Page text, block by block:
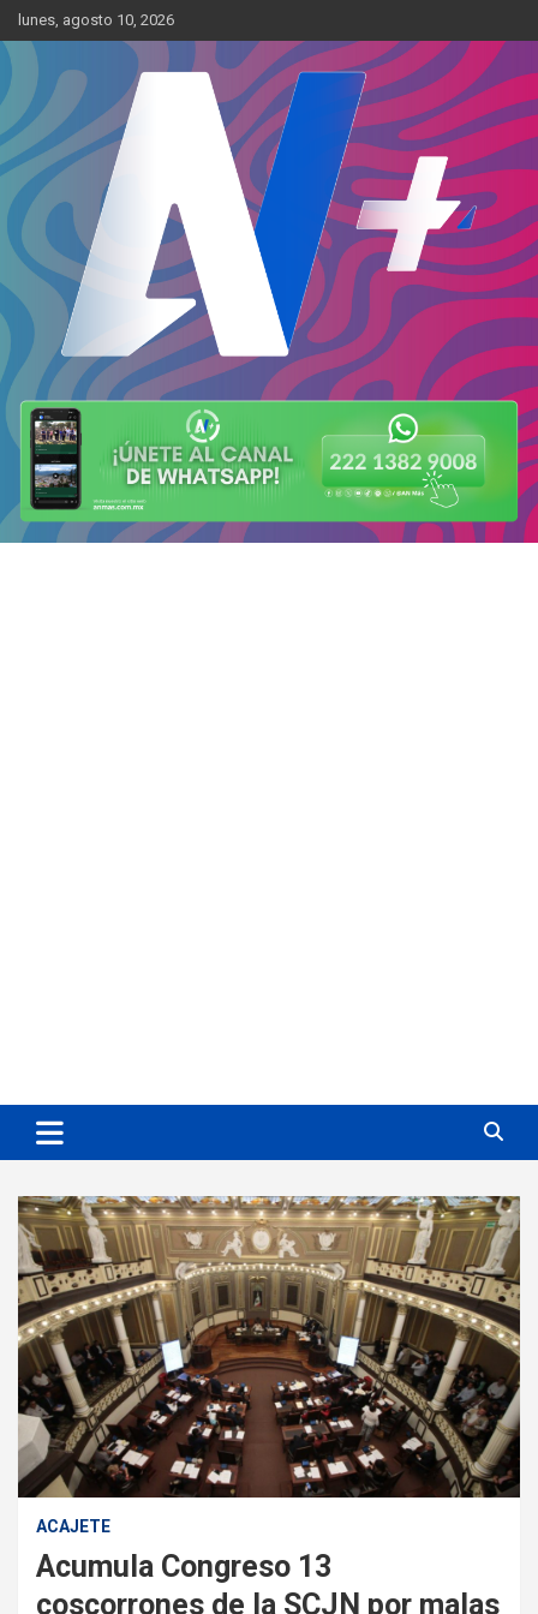
Skip
to
content
lunes, agosto 10, 2026
AN Más
Más cerca de ti
ACAJETE
Acumula Congreso 13
coscorrones de la SCJN por malas